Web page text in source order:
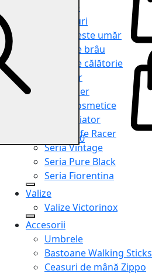
Serviete
Rucsacuri
Genți peste umăr
Genți de brâu
Genți de călătorie
Shopper
Organiser
Truse cosmetice
Seria Aviator
Seria Cafe Racer
Seria Vintage
Seria Pure Black
Seria Fiorentina
Valize
Valize Victorinox
Accesorii
Umbrele
Bastoane Walking Sticks
Ceasuri de mână Zippo
0